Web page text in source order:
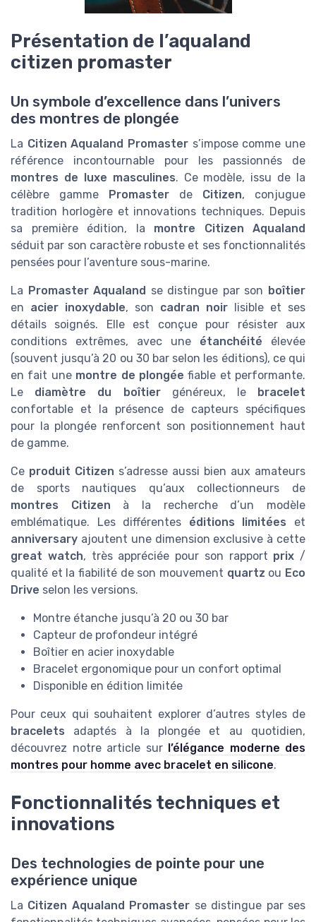
Présentation de l’aqualand
citizen promaster
Un symbole d’excellence dans l’univers
des montres de plongée
La Citizen Aqualand Promaster s’impose comme une
référence incontournable pour les passionnés de
montres de luxe masculines. Ce modèle, issu de la
célèbre gamme Promaster de Citizen, conjugue
tradition horlogère et innovations techniques. Depuis
sa première édition, la montre Citizen Aqualand
séduit par son caractère robuste et ses fonctionnalités
pensées pour l’aventure sous-marine.
La Promaster Aqualand se distingue par son boîtier
en acier inoxydable, son cadran noir lisible et ses
détails soignés. Elle est conçue pour résister aux
conditions extrêmes, avec une étanchéité élevée
(souvent jusqu’à 20 ou 30 bar selon les éditions), ce qui
en fait une montre de plongée fiable et performante.
Le diamètre du boîtiergénéreux, le bracelet
confortable et la présence de capteurs spécifiques
pour la plongée renforcent son positionnement haut
de gamme.
Ce produit Citizen s’adresse aussi bien aux amateurs
de sports nautiques qu’aux collectionneurs de
montres Citizen à la recherche d’un modèle
emblématique. Les différentes éditions limitées et
anniversary ajoutent une dimension exclusive à cette
great watch, très appréciée pour son rapport prix /
qualité et la fiabilité de son mouvement quartz ou Eco
Drive selon les versions.
Montre étanche jusqu’à 20 ou 30 bar
Capteur de profondeur intégré
Boîtier en acier inoxydable
Bracelet ergonomique pour un confort optimal
Disponible en édition limitée
Pour ceux qui souhaitent explorer d’autres styles de
bracelets adaptés à la plongée et au quotidien,
découvrez notre article sur l’élégance moderne des
montres pour homme avec bracelet en silicone.
Fonctionnalités techniques et
innovations
Des technologies de pointe pour une
expérience unique
La Citizen Aqualand Promaster se distingue par ses